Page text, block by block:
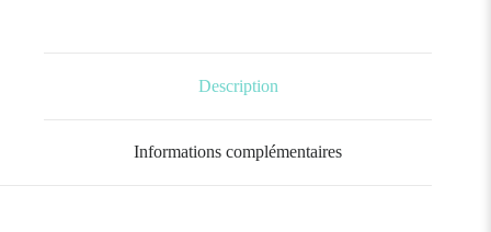
Description
Informations complémentaires